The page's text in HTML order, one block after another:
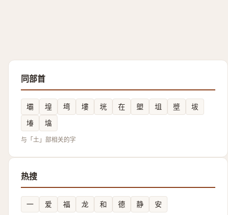
同部首
壩 堭 塆 塿 垙 在 塱 坥 墏
坺
堾
墖
与「土」部相关的字
热搜
一 爱 福 龙 和 德 静 安